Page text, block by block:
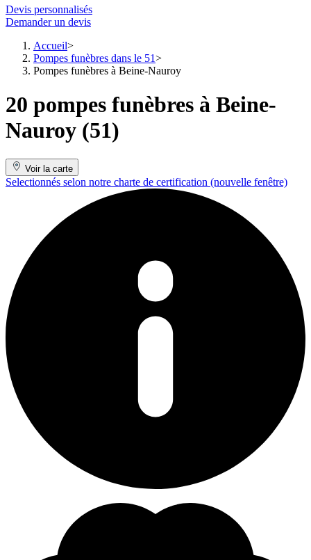
Devis personnalisés
Demander un devis
Accueil
Pompes funèbres dans le 51
Pompes funèbres à Beine-Nauroy
20 pompes funèbres à Beine-
Nauroy (51)
Voir la carte
Selectionnés selon notre charte de certification (nouvelle fenêtre)